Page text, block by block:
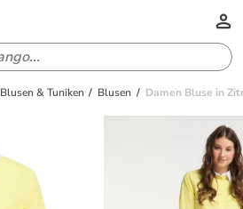
Blusen & Tuniken Blusen Damen Bluse in